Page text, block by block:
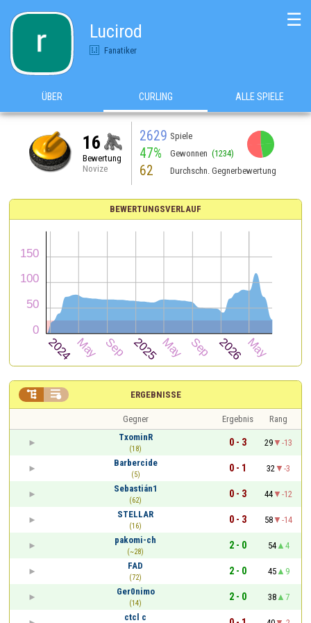
Lucirod
Fanatiker
☰
ÜBER CURLING ALLE SPIELE
16
Bewertung
Novize
2629 Spiele
47% Gewonnen (1234)
62 Durchschn. Gegnerbewertung
BEWERTUNGSVERLAUF
ERGEBNISSE
 
Gegner Ergebnis
Rang
TxominR
(18)
0 - 3 29
-13
Barbercide
(5)
0 - 1 32
-3
Sebastián1
(62)
0 - 3 44
-12
STELLAR
(16)
0 - 3 58
-14
pakomi-ch
(~28)
2 - 0 54
4
FAD
(72)
2 - 0 45
9
Ger0nimo
(14)
2 - 0 38
7
ctcl c